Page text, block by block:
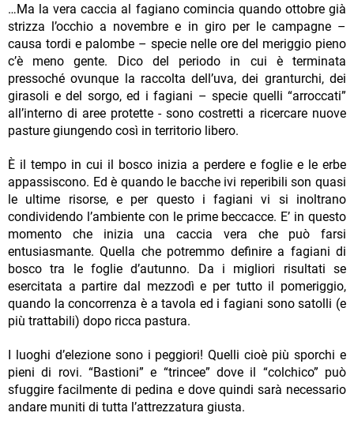
…Ma la vera caccia al fagiano comincia quando ottobre già
strizza l’occhio a novembre e in giro per le campagne –
causa tordi e palombe – specie nelle ore del meriggio pieno
c’è meno gente. Dico del periodo in cui è terminata
pressoché ovunque la raccolta dell’uva, dei granturchi, dei
girasoli e del sorgo, ed i fagiani – specie quelli “arroccati”
all’interno di aree protette - sono costretti a ricercare nuove
pasture giungendo così in territorio libero.
È il tempo in cui il bosco inizia a perdere e foglie e le erbe
appassiscono. Ed è quando le bacche ivi reperibili son quasi
le ultime risorse, e per questo i fagiani vi si inoltrano
condividendo l’ambiente con le prime beccacce. E’ in questo
momento che inizia una caccia vera che può farsi
entusiasmante. Quella che potremmo definire a fagiani di
bosco tra le foglie d’autunno. Da i migliori risultati se
esercitata a partire dal mezzodì e per tutto il pomeriggio,
quando la concorrenza è a tavola ed i fagiani sono satolli (e
più trattabili) dopo ricca pastura.
I luoghi d’elezione sono i peggiori! Quelli cioè più sporchi e
pieni di rovi. “Bastioni” e “trincee” dove il “colchico” può
sfuggire facilmente di pedina e dove quindi sarà necessario
andare muniti di tutta l’attrezzatura giusta.